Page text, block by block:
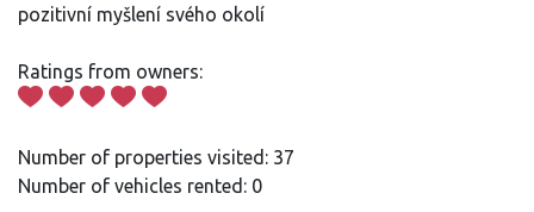
pozitivní myšlení svého okolí
Ratings from owners:
Number of properties visited: 37
Number of vehicles rented: 0